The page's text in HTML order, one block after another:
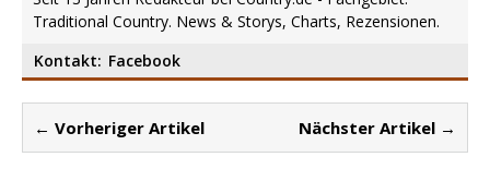
Traditional Country. News & Storys, Charts, Rezensionen.
Kontakt: Facebook
← Vorheriger Artikel Nächster Artikel →